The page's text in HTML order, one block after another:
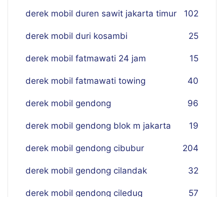
derek mobil duren sawit jakarta timur 102
derek mobil duri kosambi 25
derek mobil fatmawati 24 jam 15
derek mobil fatmawati towing 40
derek mobil gendong 96
derek mobil gendong blok m jakarta 19
derek mobil gendong cibubur 204
derek mobil gendong cilandak 32
derek mobil gendong ciledug 57